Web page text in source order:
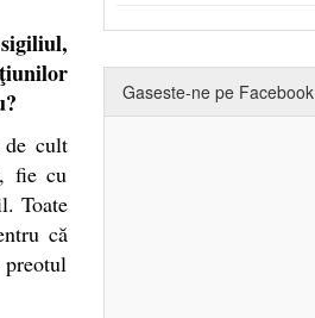
de cult
fie cu
Toate
că
Gaseste-ne pe Facebook